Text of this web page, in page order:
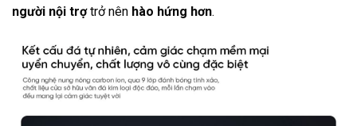
người nội trợtrở nên hào hứng hơn.